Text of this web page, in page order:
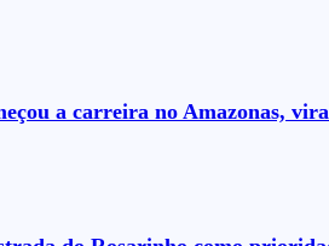
a carreira no Amazonas,